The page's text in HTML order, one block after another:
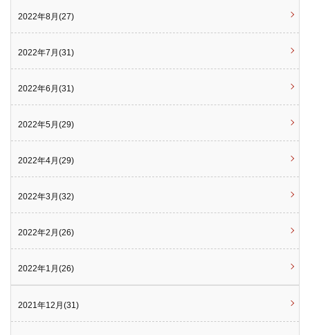
2022年8月(27)
2022年7月(31)
2022年6月(31)
2022年5月(29)
2022年4月(29)
2022年3月(32)
2022年2月(26)
2022年1月(26)
2021年12月(31)